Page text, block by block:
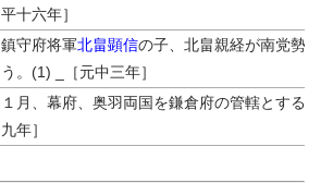
平十六年］
鎮守府将軍北畠顕信の子、北畠親経が南党勢に
う。(1) _［元中三年］
１月、幕府、奥羽両国を鎌倉府の管轄とする。
九年］